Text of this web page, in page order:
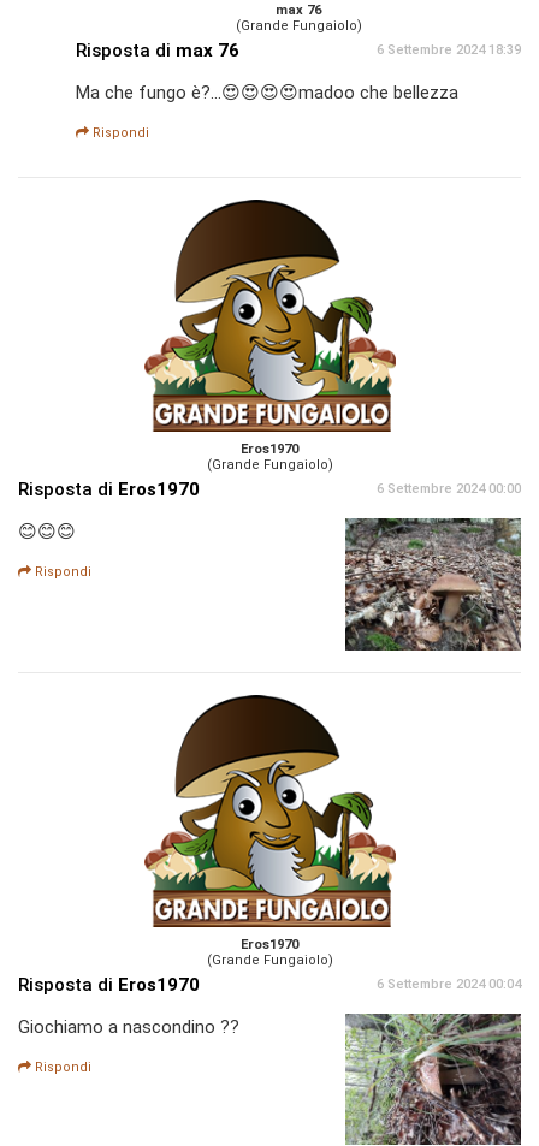
max 76
(Grande Fungaiolo)
Risposta di max 76 6 Settembre 2024 18:39
Ma che fungo è?...😍😍😍😍madoo che bellezza
Rispondi
Eros1970
(Grande Fungaiolo)
Risposta di Eros1970 6 Settembre 2024 00:00
😊😊😊
Rispondi
Eros1970
(Grande Fungaiolo)
Risposta di Eros1970 6 Settembre 2024 00:04
Giochiamo a nascondino ??
Rispondi